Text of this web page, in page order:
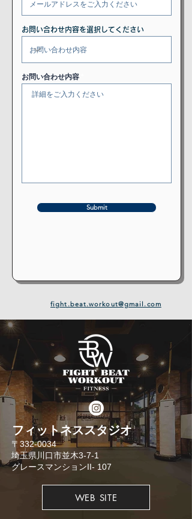
お問い合わせ内容を選択してください
お問い合わせ内容
Submit
fight.beat.workout@gmail.com
​フィットネススタジオ
​〒332-0034
埼玉県川口市並木3-7-1
​グレースマンションII- 107
WEB SITE